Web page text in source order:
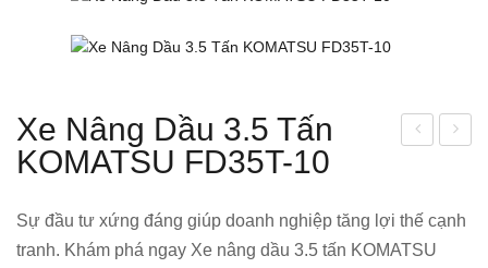
g
Điệ
g
Xe Nâng Dầu 3.5 Tấn
KOMATSU FD35T-10
Sự đầu tư xứng đáng giúp doanh nghiệp tăng lợi thế cạnh
tranh. Khám phá ngay Xe nâng dầu 3.5 tấn KOMATSU